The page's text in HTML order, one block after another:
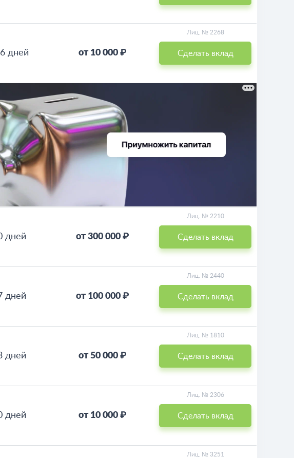
дней от 10 000 ₽
Лиц. № 2268
Сделать вклад
дней от 300 000 ₽
Лиц. № 2210
Сделать вклад
дней от 100 000 ₽
Лиц. № 2440
Сделать вклад
дней от 50 000 ₽
Лиц. № 1810
Сделать вклад
дней от 10 000 ₽
Лиц. № 2306
Сделать вклад
Лиц. № 3251